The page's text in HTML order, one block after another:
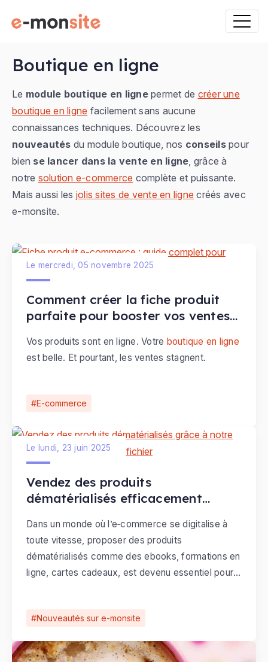
Boutique en ligne
Le module boutique en lignepermet de créer une
boutique en ligne facilement sans aucune
connaissances techniques. Découvrez les
nouveautés du module boutique, nos conseilspour
bien se lancer dans la vente en ligne , grâce à
notre solution e-commerce complète et puissante.
Mais aussi les jolis sites de vente en ligne créés avec
e-monsite.
E-commerce
Comment créer la fiche produit
parfaite pour booster vos ventes
Le mercredi, 05 novembre 2025
Vos produits sont en ligne. Votre boutique en ligne
est belle. Et pourtant, les ventes stagnent.
Nouveautés sur e-monsite
Vendez des produits
dématérialisés efficacement
configurateur de fichier
Le lundi, 23 juin 2025
Dans un monde où l’e‑commerce se digitalise à
toute vitesse, proposer des produits
dématérialisés comme des ebooks, formations en
ligne, cartes cadeaux, est devenu essentiel pour